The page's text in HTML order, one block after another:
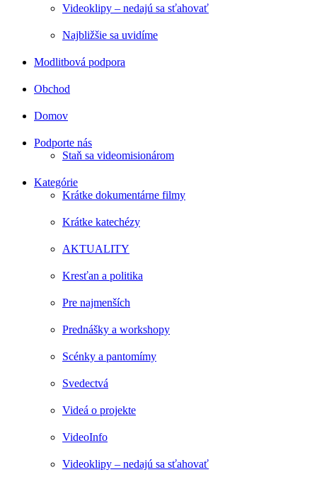
Videoklipy – nedajú sa sťahovať
Najbližšie sa uvidíme
Modlitbová podpora
Obchod
Domov
Podporte nás
Staň sa videomisionárom
Kategórie
Krátke dokumentárne filmy
Krátke katechézy
AKTUALITY
Kresťan a politika
Pre najmenších
Prednášky a workshopy
Scénky a pantomímy
Svedectvá
Videá o projekte
VideoInfo
Videoklipy – nedajú sa sťahovať